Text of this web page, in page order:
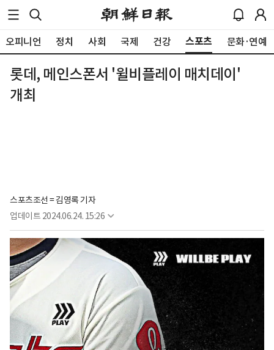
오피니언 정치 사회 국제 건강 스포츠 문화·연예
롯데, 메인스폰서 '윌비플레이 매치데이'
개최
스포츠조선 = 김영록 기자
업데이트 2024.06.24. 15:26